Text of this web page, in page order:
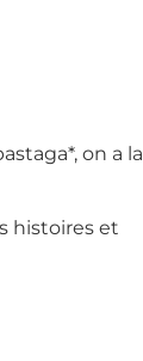
on a la
histoires et